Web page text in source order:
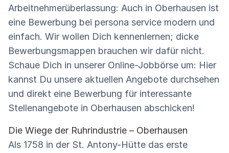
Arbeitnehmerüberlassung: Auch in Oberhausen ist
eine Bewerbung bei persona service modern und
einfach. Wir wollen Dich kennenlernen; dicke
Bewerbungsmappen brauchen wir dafür nicht.
Schaue Dich in unserer Online-Jobbörse um: Hier
kannst Du unsere aktuellen Angebote durchsehen
und direkt eine Bewerbung für interessante
Stellenangebote in Oberhausen abschicken!
Die Wiege der Ruhrindustrie – Oberhausen
Als 1758 in der St. Antony-Hütte das erste